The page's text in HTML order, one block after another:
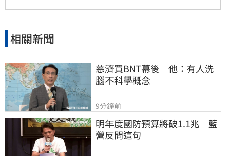
相關新聞
慈濟買BNT幕後　他：有人洗
腦不科學概念
9分鐘前
明年度國防預算將破1.1兆　藍
營反問這句